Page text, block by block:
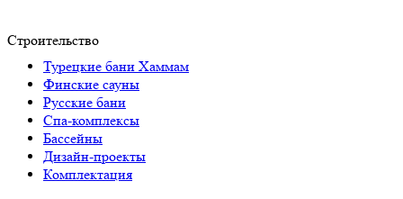
Строительство
Турeцкие бaни Хаммам
Финские сауны
Русские бани
Спа-комплексы
Бассейны
Дизайн-проекты
Комплектация